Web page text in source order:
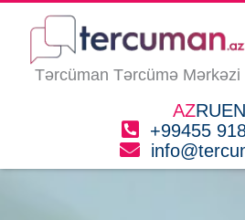
content
Tərcüman Tərcümə Mərkəzi
AZRUEN
+99455